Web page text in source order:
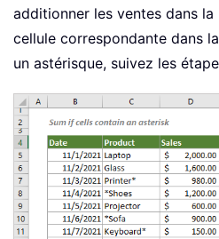
additionner les ventes dans
cellule correspondante dans
un astérisque, suivez les